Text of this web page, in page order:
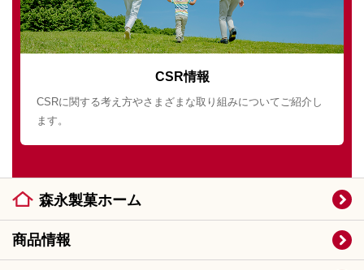
CSR情報
CSRに関する考え方やさまざまな取り組みについてご紹介し
ます。
森永製菓ホーム
商品情報